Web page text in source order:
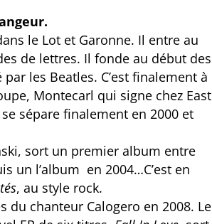
le Lot et Garonne. Il entre au
de lettres. Il fonde au début des
les Beatles. C’est finalement à
Montecarl qui signe chez East
sépare finalement en 2000 et
sort un premier album entre
un l’album en 2004…C’est en
, au style rock.
chanteur Calogero en 2008. Le